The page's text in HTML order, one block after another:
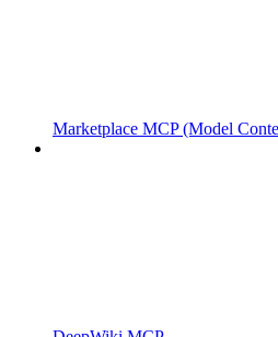
Marketplace MCP (Model